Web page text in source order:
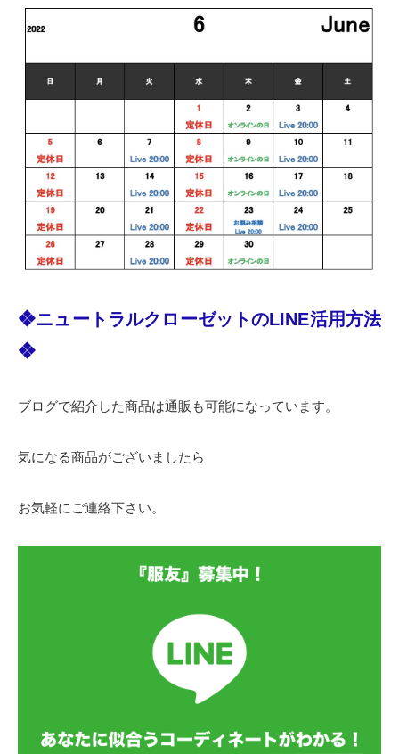
❖ニュートラルクローゼットのLINE活用方法
❖
ブログで紹介した商品は通販も可能になっています。
気になる商品がございましたら
お気軽にご連絡下さい。